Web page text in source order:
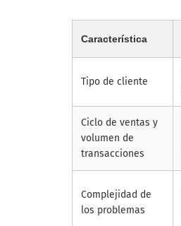
Característica
Tipo de cliente
Ciclo de ventas y
volumen de
transacciones
Complejidad de
los problemas